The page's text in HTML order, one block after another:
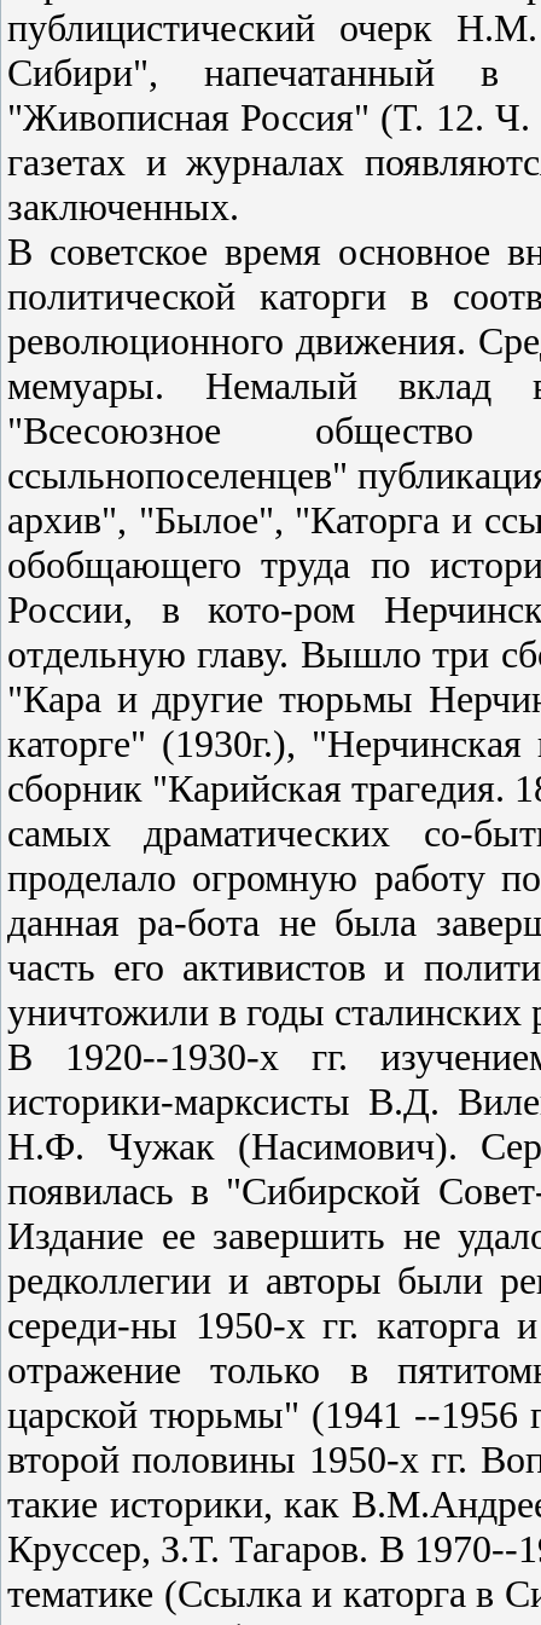
публицистический очерк
Сибири", напечатанный в
"Живописная Россия" (Т. 12.
газетах и журналах
заключенных.
В советское время основное
политической каторги в
революционного движения.
мемуары. Немалый вклад
"Всесоюзное
ссыльнопоселенцев"
архив", "Былое", "Каторга и
обобщающего труда по
России, в кото-ром
отдельную главу. Вышло три
"Кара и другие тюрьмы
каторге" (1930г.),
сборник "Карийская трагедия.
самых драматических со-
проделало огромную работу
данная ра-бота не была
часть его активистов и
уничтожили в годы сталинских
В 1920--1930-х гг.
историки-марксисты В.Д.
Н.Ф. Чужак (Насимович).
появилась в "Сибирской
Издание ее завершить не
редколлегии и авторы были
середи-ны 1950-х гг. каторга
отражение только в
царской тюрьмы" (1941 --1956
второй половины 1950-х гг.
такие историки, как
Круссер, З.Т. Тагаров. В 1970--
тематике (Ссылка и каторга в